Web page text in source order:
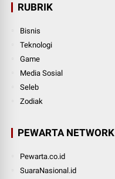
RUBRIK
Bisnis
Teknologi
Game
Media Sosial
Seleb
Zodiak
PEWARTA NETWORK
Pewarta.co.id
SuaraNasional.id